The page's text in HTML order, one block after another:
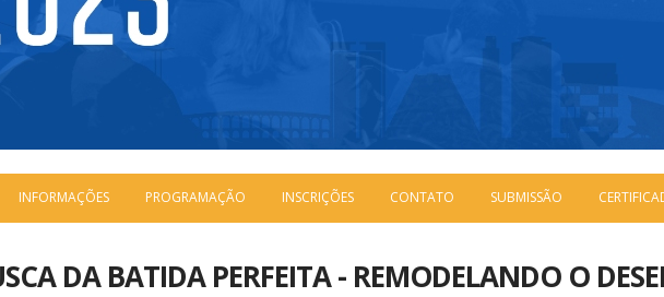
INFORMAÇÕES PROGRAMAÇÃO INSCRIÇÕES CONTATO SUBMISSÃO
DA BATIDA PERFEITA - REMODELANDO O